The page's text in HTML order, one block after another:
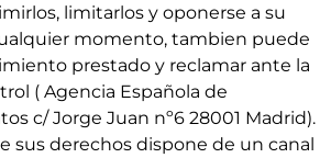
limitarlos y oponerse a su
momento, tambien puede
prestado y reclamar ante la
( Agencia Española de
c/ Jorge Juan nº6 28001 Madrid).
sus derechos dispone de un canal